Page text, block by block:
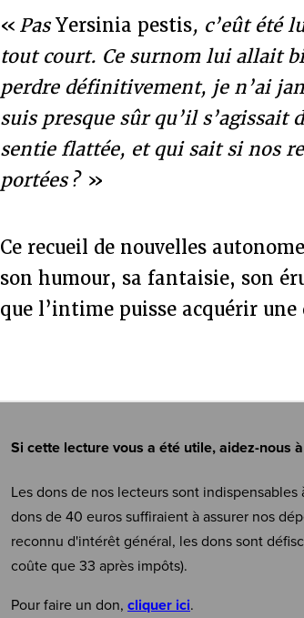
« PasYersinia pestis, c’eût été
tout court. Ce surnom lui allait
perdre définitivement, je n’ai
suis presque sûr qu’il s’agissait
sentie flattée, et qui sait si nos
portées ? »
Ce recueil de nouvelles
son humour, sa fantaisie, son
que l’intime puisse acquérir
Si cette lecture vous a été utile, aidez-nous
Les dons de nos lecteurs sont
dons de 40 euros suffiraient à assurer nos
reconnu d'intérêt général, les dons sont
coûte que 33 après impôts).
Pour faire un don, cliquer ici.